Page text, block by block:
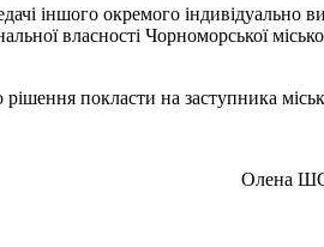
іншого окремого індивідуально
власності Чорноморської
покласти на заступника
ради Олена